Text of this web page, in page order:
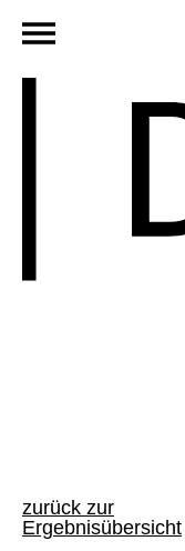
zurück zur
Ergebnisübersicht